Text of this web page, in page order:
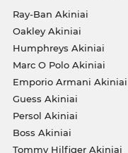
Ray-Ban Akiniai
Oakley Akiniai
Humphreys Akiniai
Marc O Polo Akiniai
Emporio Armani Akiniai
Guess Akiniai
Persol Akiniai
Boss Akiniai
Tommy Hilfiger Akiniai